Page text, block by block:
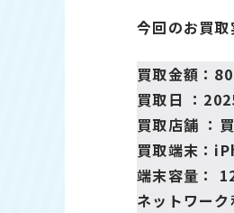
今回のお買取
買取金額：
買取日 ：
買取店舗 ：
買取端末：
端末容量：
ネットワー